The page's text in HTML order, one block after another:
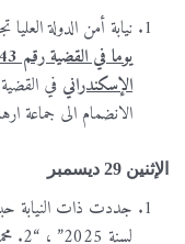
نيابة أمن الدولة
الإسكندراني
الانضمام الى جماعة
الإثنين 29 ديسمبر